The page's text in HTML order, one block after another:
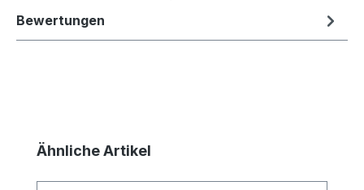
Bewertungen
Produktgalerie überspringen
Ähnliche Artikel